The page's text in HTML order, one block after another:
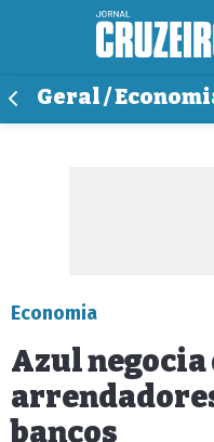
Geral /
Economia
Azul
bancos